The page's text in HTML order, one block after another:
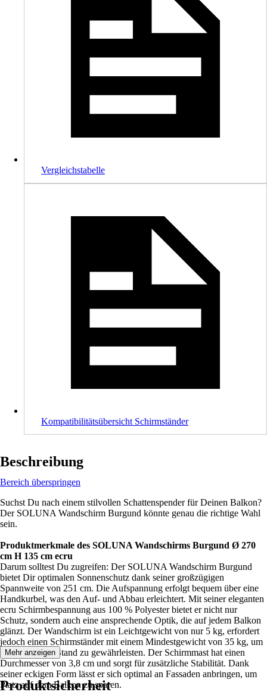
Vergleichstabelle
Kompatibilitätsübersicht Schirmständer
Beschreibung
Bereich überspringen
Suchst Du nach einem stilvollen Schattenspender für Deinen Balkon?
Der SOLUNA Wandschirm Burgund könnte genau die richtige Wahl
sein.
Produktmerkmale des SOLUNA Wandschirms Burgund Ø 270
cm H 135 cm ecru
Darum solltest Du zugreifen: Der SOLUNA Wandschirm Burgund
bietet Dir optimalen Sonnenschutz dank seiner großzügigen
Spannweite von 251 cm. Die Aufspannung erfolgt bequem über eine
Handkurbel, was den Auf- und Abbau erleichtert. Mit seiner eleganten
ecru Schirmbespannung aus 100 % Polyester bietet er nicht nur
Schutz, sondern auch eine ansprechende Optik, die auf jedem Balkon
glänzt. Der Wandschirm ist ein Leichtgewicht von nur 5 kg, erfordert
jedoch einen Schirmständer mit einem Mindestgewicht von 35 kg, um
einen sicheren Stand zu gewährleisten. Der Schirmmast hat einen
Durchmesser von 3,8 cm und sorgt für zusätzliche Stabilität. Dank
seiner eckigen Form lässt er sich optimal an Fassaden anbringen, um
Platz auf dem Balkon zu sparen.
Mehr anzeigen
Produktsicherheit